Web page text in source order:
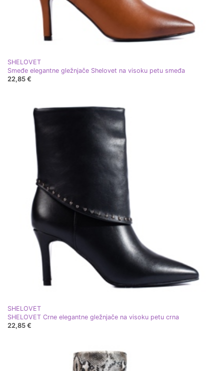
SHELOVET
Smeđe elegantne gležnjače Shelovet na visoku petu smeđa
22,85 €
SHELOVET
SHELOVET Crne elegantne gležnjače na visoku petu crna
22,85 €